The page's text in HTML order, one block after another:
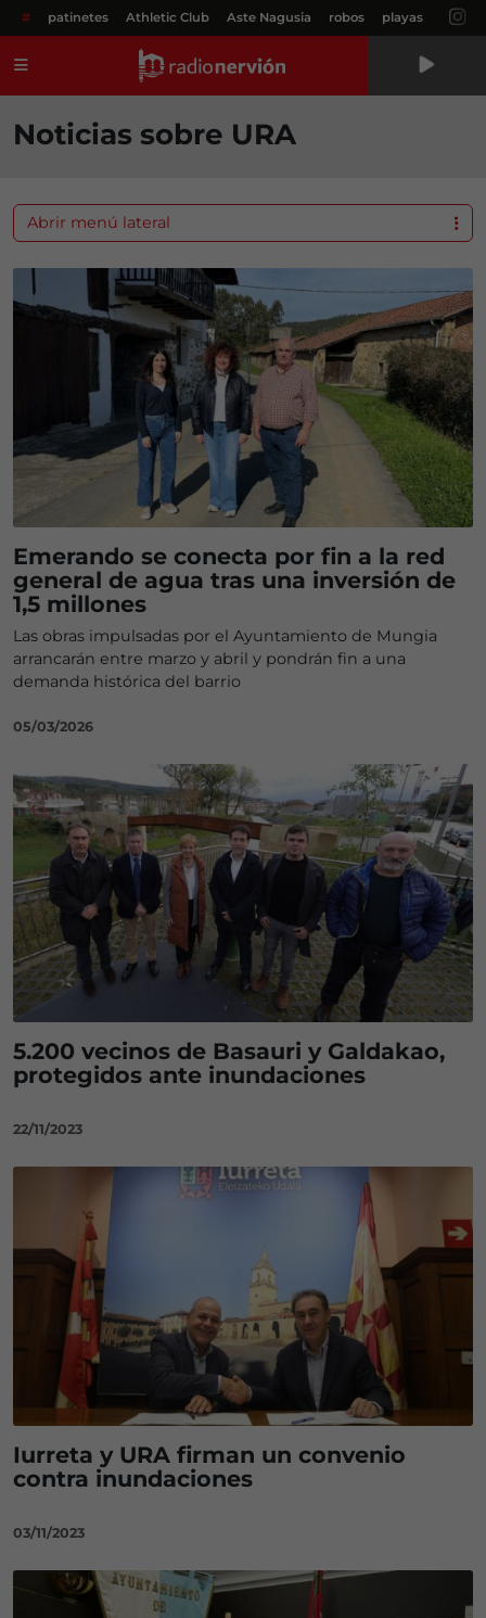
# patinetes Athletic Club Aste Nagusia robos playas
Noticias sobre URA
Emerando se conecta por fin a la red
general de agua tras una inversión de
1,5 millones
Las obras impulsadas por el Ayuntamiento de Mungia
arrancarán entre marzo y abril y pondrán fin a una
demanda histórica del barrio
05/03/2026
5.200 vecinos de Basauri y Galdakao,
protegidos ante inundaciones
22/11/2023
Iurreta y URA firman un convenio
contra inundaciones
03/11/2023
Abrir menú lateral